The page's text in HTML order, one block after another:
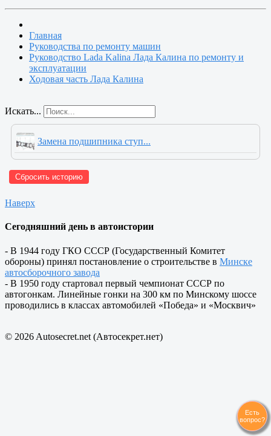
Главная
Руководства по ремонту машин
Руководство Lada Kalina Лада Калина по ремонту и
эксплуатации
Ходовая часть Лада Калина
Искать...
Замена подшипника ступ...
Сбросить историю
Наверх
Сегодняшний день в автоистории
- В 1944 году ГКО СССР (Государственный Комитет
обороны) принял постановление о строительстве в Минске
автосборочного завода
- В 1950 году стартовал первый чемпионат СССР по
автогонкам. Линейные гонки на 300 км по Минскому шоссе
проводились в классах автомобилей «Победа» и «Москвич»
© 2026 Autosecret.net (Автосекрет.нет)